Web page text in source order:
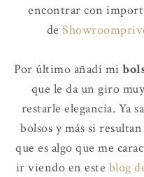
encontrar con
de
Por último añadí mi
que le da un giro
restarle elegancia. Ya
bolsos y más si
que es algo que me
ir viendo en este blog